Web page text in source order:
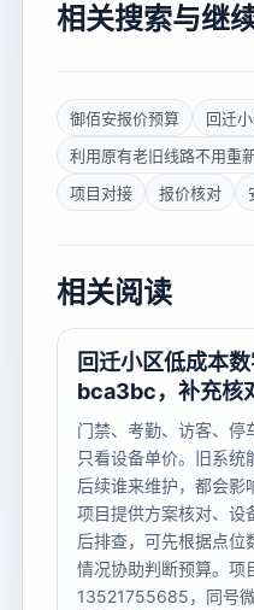
相关搜索与继
御佰安报价预算
回迁
利用原有老旧线路不用重
项目对接
报价核对
相关阅读
回迁小区低成本
bca3bc，补充核
门禁、考勤、访客、停
只看设备单价。旧系统
后续谁来维护，都会影
项目提供方案核对、设
后排查，可先根据点位
情况协助判断预算。项
13521755685，同号